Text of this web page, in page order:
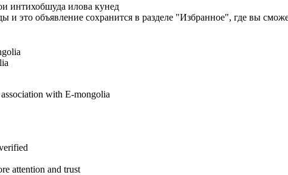
интихобшуда илова кунед
и это объявление сохранится в разделе "Избранное", где вы
with E-mongolia
attention and trust